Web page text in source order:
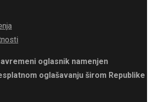
oglasnik namenjen
oglašavanju širom Republike